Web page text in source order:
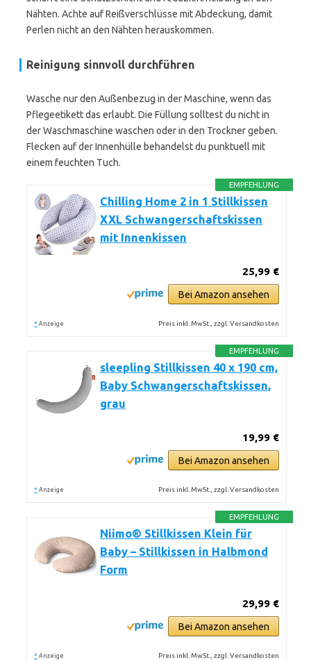
Nähten. Achte auf Reißverschlüsse mit Abdeckung, damit
Perlen nicht an den Nähten herauskommen.
Reinigung sinnvoll durchführen
Wasche nur den Außenbezug in der Maschine, wenn das
Pflegeetikett das erlaubt. Die Füllung solltest du nicht in
der Waschmaschine waschen oder in den Trockner geben.
Flecken auf der Innenhülle behandelst du punktuell mit
einem feuchten Tuch.
EMPFEHLUNG
Chilling Home 2 in 1 Stillkissen
XXL Schwangerschaftskissen
mit Innenkissen
25,99 €
Bei Amazon ansehen
* Anzeige Preis inkl. MwSt., zzgl. Versandkosten
EMPFEHLUNG
sleepling Stillkissen 40 x 190 cm,
Baby Schwangerschaftskissen,
grau
19,99 €
Bei Amazon ansehen
* Anzeige Preis inkl. MwSt., zzgl. Versandkosten
EMPFEHLUNG
Niimo® Stillkissen Klein für
Baby – Stillkissen in Halbmond
Form
29,99 €
Bei Amazon ansehen
* Anzeige Preis inkl. MwSt., zzgl. Versandkosten